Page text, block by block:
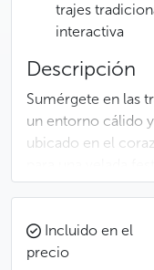
trajes
interactiva
Descripción
Sumérgete en las
un entorno cálido
ubicado en el
para una velada
gastronomía se
A tu llegada, un
rústico y
Incluido en el
precio